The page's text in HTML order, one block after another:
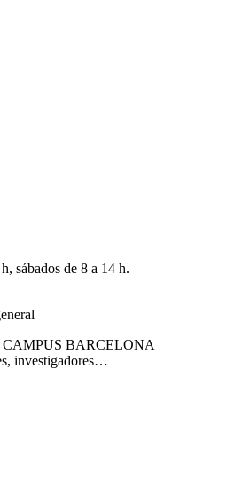
sábados de 8 a 14 h.
BARCELONA
investigadores…